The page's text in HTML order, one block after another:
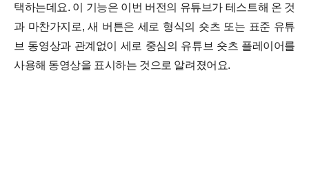
택하는데요. 이 기능은 이번 버전의 유튜브가 테스트해 온 것
과 마찬가지로, 새 버튼은 세로 형식의 숏츠 또는 표준 유튜
브 동영상과 관계없이 세로 중심의 유튜브 숏츠 플레이어를
사용해 동영상을 표시하는 것으로 알려졌어요.